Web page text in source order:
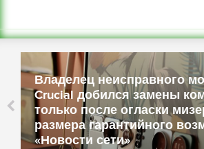
Владелец неисправного
Crucial добился замены
только после огласки
размера гарантийного
«Новости сети»